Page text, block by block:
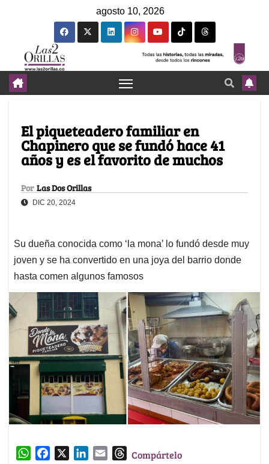
agosto 10, 2026
El piqueteadero familiar en
Chapinero que se fundó hace 41
años y es el favorito de muchos
Por Las Dos Orillas
DIC 20, 2024
Su dueña conocida como ‘la mona’ lo fundó desde muy
joven y se ha convertido en una joya del barrio donde
hasta comen algunos famosos
W
TCompártelo